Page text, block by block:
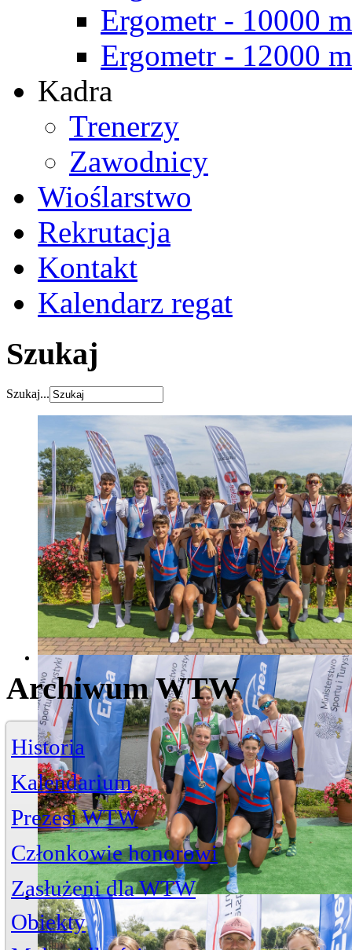
Ergometr - 10000 m
Ergometr - 12000 m
Kadra
Trenerzy
Zawodnicy
Wioślarstwo
Rekrutacja
Kontakt
Kalendarz regat
Szukaj
Szukaj...
Archiwum WTW
Historia
Kalendarium
Prezesi WTW
Członkowie honorowi
Zasłużeni dla WTW
Jerzy Bojańczyk
Życiorys
Artykuły
Wiktor Szelągowski
Zasłużeni członkowie
Obiekty
Przystańul. Piwna 3